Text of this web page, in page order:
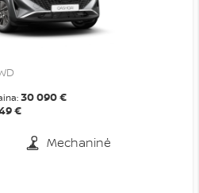
30 090 €
€
Mechaninė